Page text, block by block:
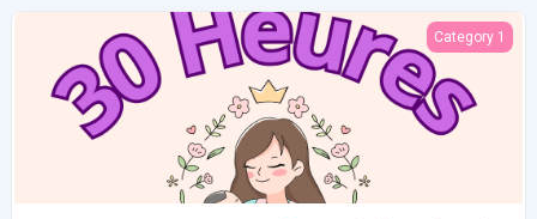
Manque de lait et relactation
Category 1